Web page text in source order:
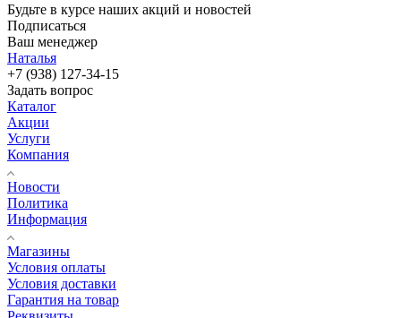
Будьте в курсе наших акций и новостей
Подписаться
Ваш менеджер
Наталья
+7 (938) 127-34-15
Задать вопрос
Каталог
Акции
Услуги
Компания
Новости
Политика
Информация
Магазины
Условия оплаты
Условия доставки
Гарантия на товар